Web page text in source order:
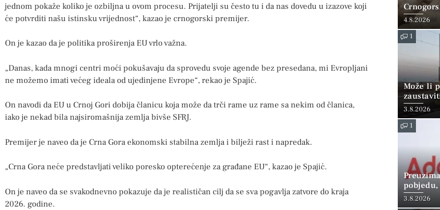
jednom pokaže koliko je ozbiljna u ovom procesu. Prijatelji su često tu i da nas dovedu u izazove koji
će potvrditi našu istinsku vrijednost“, kazao je crnogorski premijer.
On je kazao da je politika proširenja EU vrlo važna.
„Danas, kada mnogi centri moći pokušavaju da sprovedu svoje agende bez presedana, mi Evropljani
ne možemo imati većeg ideala od ujedinjene Evrope“, rekao je Spajić.
On navodi da EU u Crnoj Gori dobija članicu koja može da trči rame uz rame sa nekim od članica,
iako je nekad bila najsiromašnija zemlja bivše SFRJ.
Premijer je naveo da je Crna Gora ekonomski stabilna zemlja i bilježi rast i napredak.
„Crna Gora neće predstavljati veliko poresko opterećenje za građane EU“, kazao je Spajić.
On je naveo da se svakodnevno pokazuje da je realističan cilj da se sva pogavlja zatvore do kraja
2026. godine.
4.8.2026
1
Može li
3.8.2026
1
3.8.2026